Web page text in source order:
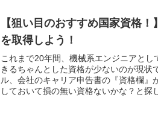
【狙い目のおすすめ国家資格
を取得しよう！
これまで20年間、機械系エンジニアと
きるちゃんとした資格が少ないのが現状
ル、会社のキャリア申告書の『資格欄』
しておいて損の無い資格ないかな？と探